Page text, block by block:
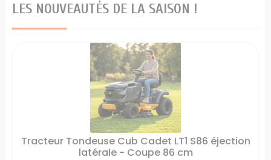
LES NOUVEAUTÉS DE LA SAISON !
Tracteur Tondeuse Cub Cadet LT1 S86 éjection
latérale - Coupe 86 cm